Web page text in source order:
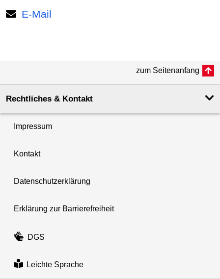
E-Mail
zum Seitenanfang
Rechtliches & Kontakt
Impressum
Kontakt
Datenschutzerklärung
Erklärung zur Barrierefreiheit
DGS
Leichte Sprache